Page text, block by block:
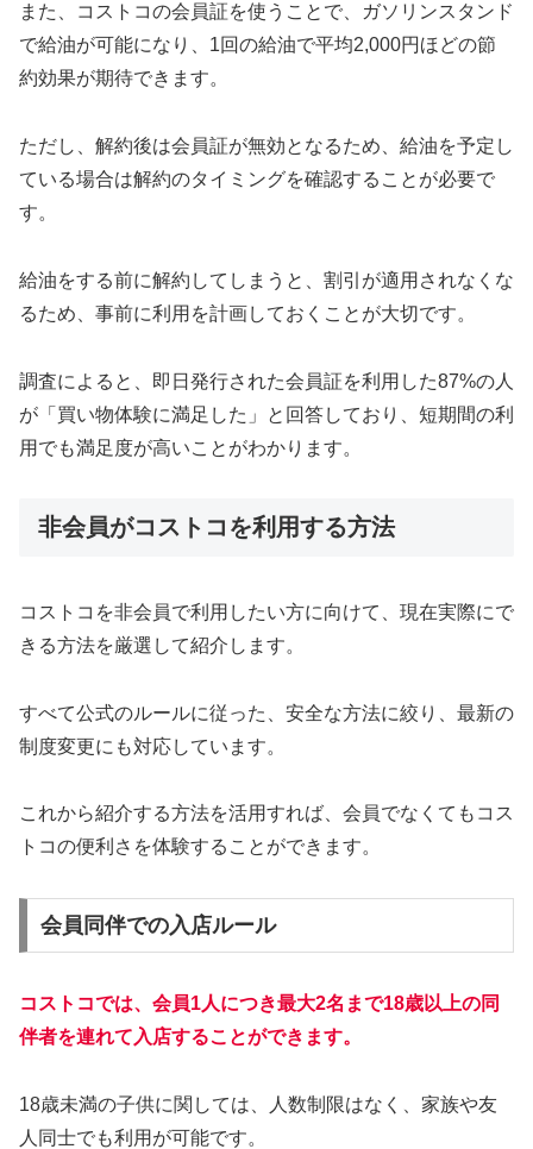
また、コストコの会員証を使うことで、ガソリンスタンド
で給油が可能になり、1回の給油で平均2,000円ほどの節
約効果が期待できます。
ただし、解約後は会員証が無効となるため、給油を予定し
ている場合は解約のタイミングを確認することが必要で
す。
給油をする前に解約してしまうと、割引が適用されなくな
るため、事前に利用を計画しておくことが大切です。
調査によると、即日発行された会員証を利用した87%の人
が「買い物体験に満足した」と回答しており、短期間の利
用でも満足度が高いことがわかります。
非会員がコストコを利用する方法
コストコを非会員で利用したい方に向けて、現在実際にで
きる方法を厳選して紹介します。
すべて公式のルールに従った、安全な方法に絞り、最新の
制度変更にも対応しています。
これから紹介する方法を活用すれば、会員でなくてもコス
トコの便利さを体験することができます。
会員同伴での入店ルール
コストコでは、会員1人につき最大2名まで18歳以上の同
伴者を連れて入店することができます。
18歳未満の子供に関しては、人数制限はなく、家族や友
人同士でも利用が可能です。